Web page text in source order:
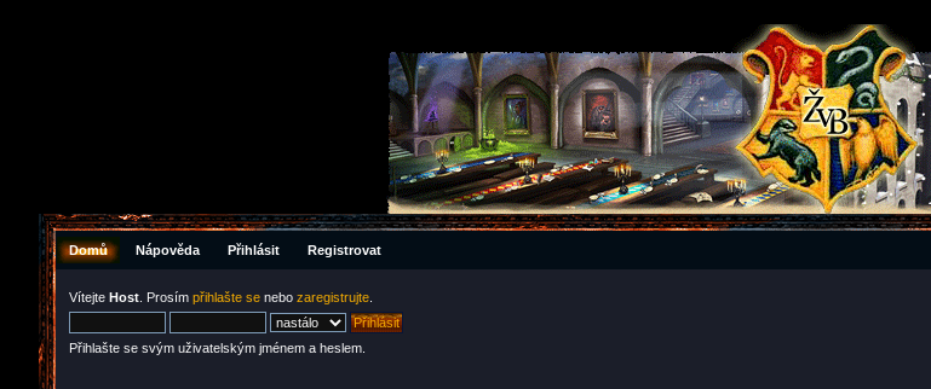
Domů Nápověda Přihlásit Registrovat
Vítejte Host . Prosím přihlašte se nebo zaregistrujte
Přihlašte se svým uživatelským jménem a heslem.